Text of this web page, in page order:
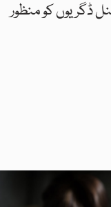
ڈگریوں کو منظور